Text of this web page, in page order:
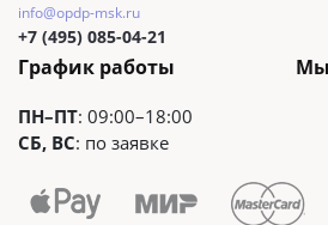
info@opdp-msk.ru
+7 (495) 085-04-21
График работы
ПН–ПТ: 09:00–18:00
СБ, ВС: по заявке
Мы